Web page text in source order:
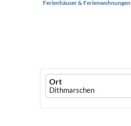
Ferienhäuser & Ferienwohnungen
Ferienhausmiete
logo
Ort